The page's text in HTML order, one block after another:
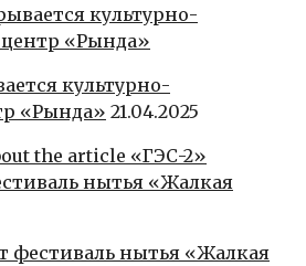
культурно-
«Рында» 21.04.2025
фестиваль нытья «Жалкая